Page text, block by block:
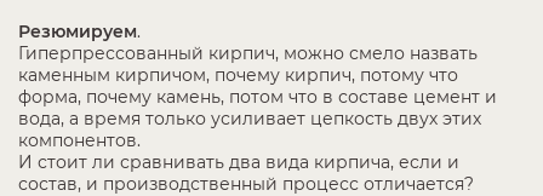
Резюмируем.
Гиперпрессованный кирпич, можно смело назвать
каменным кирпичом, почему кирпич, потому что
форма, почему камень, потом что в составе цемент и
вода, а время только усиливает цепкость двух этих
компонентов.
И стоит ли сравнивать два вида кирпича, если и
состав, и производственный процесс отличается?